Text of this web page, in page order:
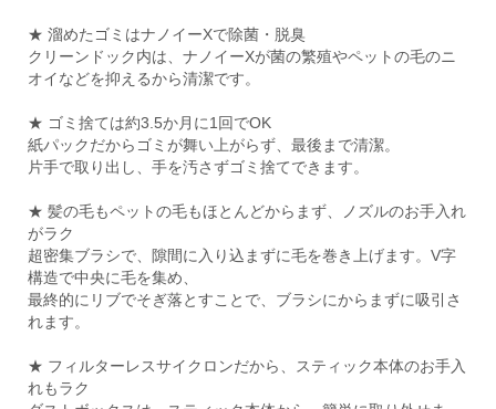
★ 溜めたゴミはナノイーXで除菌・脱臭
クリーンドック内は、ナノイーXが菌の繁殖やペットの毛のニ
オイなどを抑えるから清潔です。
★ ゴミ捨ては約3.5か月に1回でOK
紙パックだからゴミが舞い上がらず、最後まで清潔。
片手で取り出し、手を汚さずゴミ捨てできます。
★ 髪の毛もペットの毛もほとんどからまず、ノズルのお手入れ
がラク
超密集ブラシで、隙間に入り込まずに毛を巻き上げます。V字
構造で中央に毛を集め、
最終的にリブでそぎ落とすことで、ブラシにからまずに吸引さ
れます。
★ フィルターレスサイクロンだから、スティック本体のお手入
れもラク